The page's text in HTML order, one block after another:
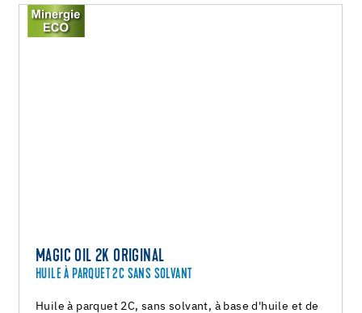
MAGIC OIL 2K ORIGINAL
HUILE À PARQUET 2C SANS SOLVANT
Huile à parquet 2C, sans solvant, à base d'huile et de